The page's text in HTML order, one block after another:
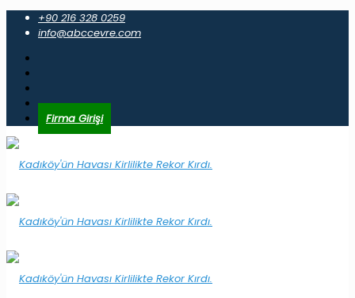
+90 216 328 0259
info@abccevre.com
Firma Girişi